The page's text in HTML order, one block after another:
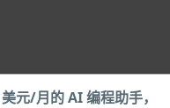
元/月的 AI 编程助手，